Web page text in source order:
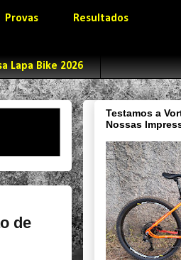
Provas Resultados
Lapa Bike 2026
de
Testamos a
Nossas